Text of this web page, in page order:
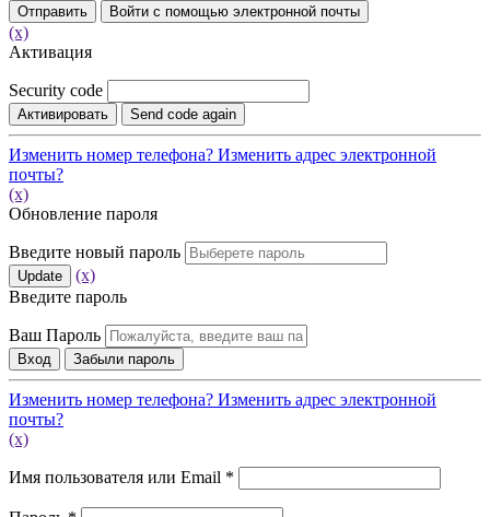
Отправить Войти с помощью электронной почты
(x)
Активация
Security code
Активировать Send code again
Изменить номер телефона? Изменить адрес электронной
почты?
(x)
Обновление пароля
Введите новый пароль
Update
(x)
Введите пароль
Ваш Пароль
Вход Забыли пароль
Изменить номер телефона? Изменить адрес электронной
почты?
(x)
Имя пользователя или Email *